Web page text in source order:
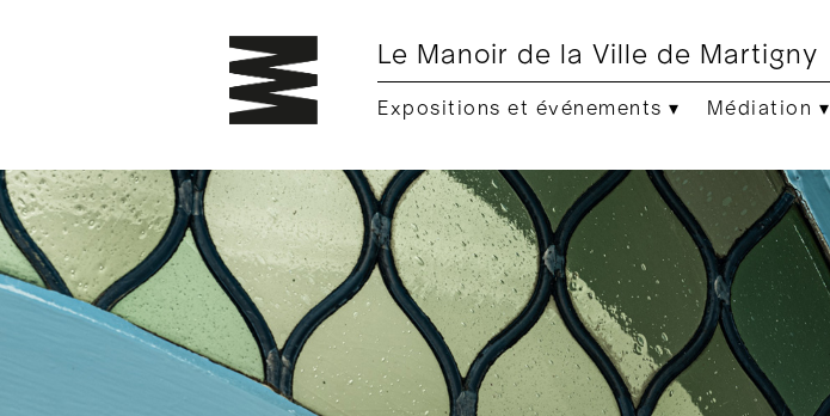
Le Manoir de la Ville de Martigny
Expositions et événements ▾ Médiation ▾